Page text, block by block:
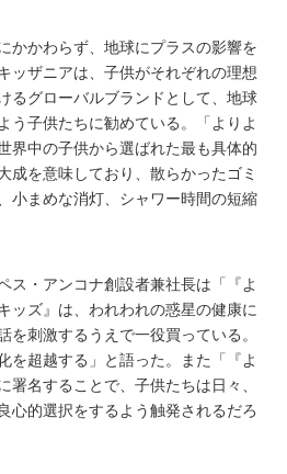
かかわらず、地球にプラスの影響を
ッザニアは、子供がそれぞれの理想
るグローバルブランドとして、地球
う子供たちに勧めている。「よりよ
界中の子供から選ばれた最も具体的
成を意味しており、散らかったゴミ
小まめな消灯、シャワー時間の短縮
ス・アンコナ創設者兼社長は「『よ
ッズ』は、われわれの惑星の健康に
を刺激するうえで一役買っている。
を超越する」と語った。また「『よ
署名することで、子供たちは日々、
心的選択をするよう触発されるだろ